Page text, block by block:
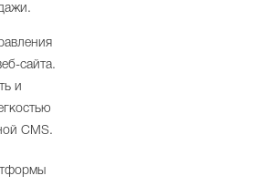
сайта.
и
CMS.